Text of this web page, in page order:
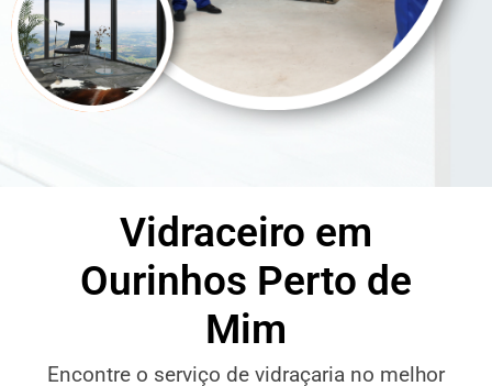
Vidraceiro em
Ourinhos Perto de
Mim
Encontre o serviço de vidraçaria no melhor